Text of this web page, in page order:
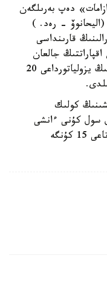
دەپ بەرىلگەن
(اليحانوۆ - رەد. )
قارىنداسى
جالعان
ەكەنىن جازدى. كەيىن تورەعالي ءتورالىنىڭ يزولياتورداعى 20
كولىك
سول كۇنى ءانشى
تورەعالي ءتورالىنىڭ قاماۋداعى مەرزىمى تاعى 15 كۇنگە